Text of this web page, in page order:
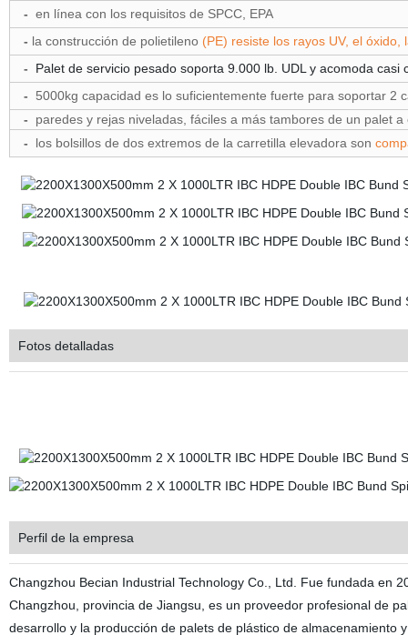
- en línea con los requisitos de SPCC, EPA
- la construcción de polietileno(PE) resiste los rayos UV, el óxido,
-
Palet de servicio pesado soporta 9.000 lb. UDL y acomoda casi
-
5000kg capacidad es lo suficientemente fuerte para soportar 2
-
paredes y rejas niveladas, fáciles a más tambores de un palet a
-
los bolsillos de dos extremos de la carretilla elevadora son
Fotos detalladas
Perfil de la empresa
Changzhou Becian Industrial Technology Co., Ltd. Fue fundada en
Changzhou, provincia de Jiangsu, es un proveedor profesional de
desarrollo y la producción de palets de plástico de almacenamiento